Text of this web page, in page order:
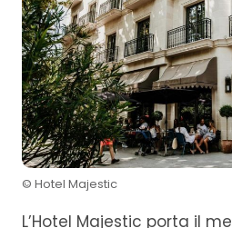
© Hotel Majestic
L’Hotel Majestic porta il